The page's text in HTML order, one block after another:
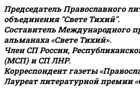
Председатель Православного
объединения "Свете Тихий".
Составитель Международного
альманаха «Свете Тихий».
Член СП России,
(МСП) и СП ЛНР.
Корреспондент газеты
Лауреат литературной премии